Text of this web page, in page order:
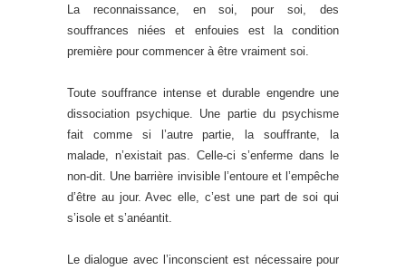
La reconnaissance, en soi, pour soi, des
souffrances niées et enfouies est la condition
première pour commencer à être vraiment soi.
Toute souffrance intense et durable engendre une
dissociation psychique. Une partie du psychisme
fait comme si l’autre partie, la souffrante, la
malade, n’existait pas. Celle-ci s’enferme dans le
non-dit. Une barrière invisible l’entoure et l’empêche
d’être au jour. Avec elle, c’est une part de soi qui
s’isole et s’anéantit.
Le dialogue avec l’inconscient est nécessaire pour